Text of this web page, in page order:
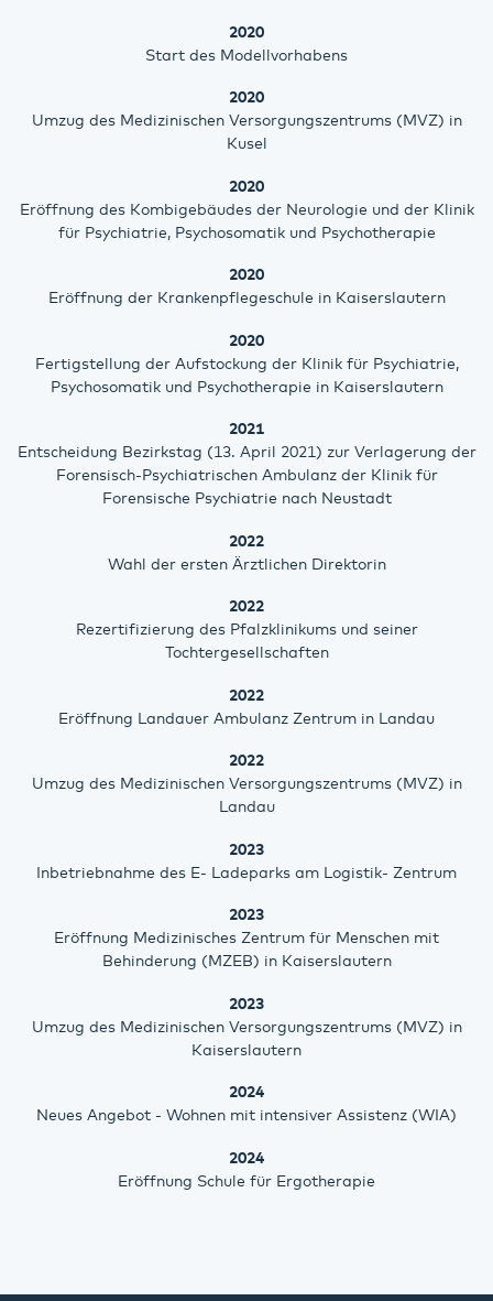
2020
Start des Modellvorhabens
2020
Umzug des Medizinischen Versorgungszentrums (MVZ) in
Kusel
2020
Eröffnung des Kombigebäudes der Neurologie und der Klinik
für Psychiatrie, Psychosomatik und Psychotherapie
2020
Eröffnung der Krankenpflegeschule in Kaiserslautern
2020
Fertigstellung der Aufstockung der Klinik für Psychiatrie,
Psychosomatik und Psychotherapie in Kaiserslautern
2021
Entscheidung Bezirkstag (13. April 2021) zur Verlagerung der
Forensisch-Psychiatrischen Ambulanz der Klinik für
Forensische Psychiatrie nach Neustadt
2022
Wahl der ersten Ärztlichen Direktorin
2022
Rezertifizierung des Pfalzklinikums und seiner
Tochtergesellschaften
2022
Eröffnung Landauer Ambulanz Zentrum in Landau
2022
Umzug des Medizinischen Versorgungszentrums (MVZ) in
Landau
2023
Inbetriebnahme des E- Ladeparks am Logistik- Zentrum
2023
Eröffnung Medizinisches Zentrum für Menschen mit
Behinderung (MZEB) in Kaiserslautern
2023
Umzug des Medizinischen Versorgungszentrums (MVZ) in
Kaiserslautern
2024
Neues Angebot - Wohnen mit intensiver Assistenz (WIA)
2024
Eröffnung Schule für Ergotherapie